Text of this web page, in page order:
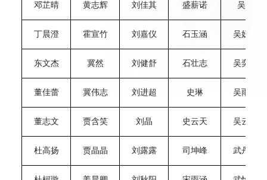
邓芷晴 黄志辉 刘佳其 盛薪诺 吴双
丁晨澄 霍宣竹 刘嘉仪 石玉涵 吴妍萱
东文杰 冀然 刘健舒 石壮志 吴奕凡
董佳蕾 冀伟志 刘进超 史琳 吴雨轩
董志文 贾含笑 刘晶 史云天 吴云涛
杜高扬 贾晶晶 刘露露 司坤峰 武丹阳